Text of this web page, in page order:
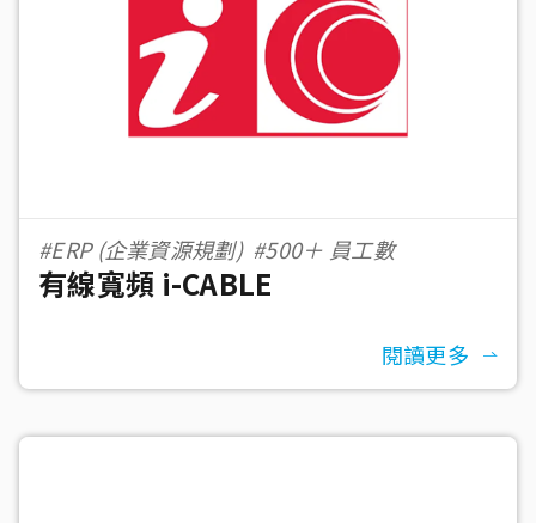
#ERP (企業資源規劃) #500＋ 員工數
有線寬頻 i-CABLE
閱讀更多